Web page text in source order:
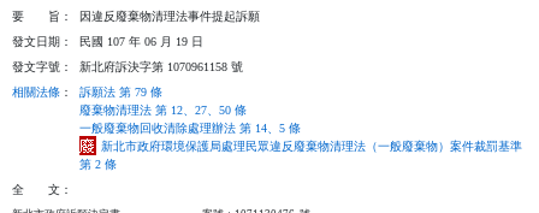
要
旨：
因違反廢棄物清理法事件提起訴願
發文日期：
民國 107 年 06 月 19 日
發文字號：
新北府訴決字第 1070961158 號
相關法條 ：
訴願法 第 79 條
廢棄物清理法 第 12、27、50 條
一般廢棄物回收清除處理辦法 第 14、5 條
新北市政府環境保護局處理民眾違反廢棄物清理法（一般廢棄物）案件裁罰基準
第 2 條
全
文：